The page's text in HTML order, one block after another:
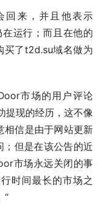
回来，并且他表示
运行；而且在他的
买了t2d.su域名做为
市场的用户评论
提现的经历，这不像
相信是由于网站更新
；但是在该公告的近
市场永远关闭的事
时间最长的市场之
“